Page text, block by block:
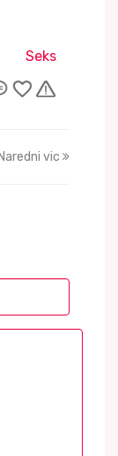
Seks
| Naredni vic